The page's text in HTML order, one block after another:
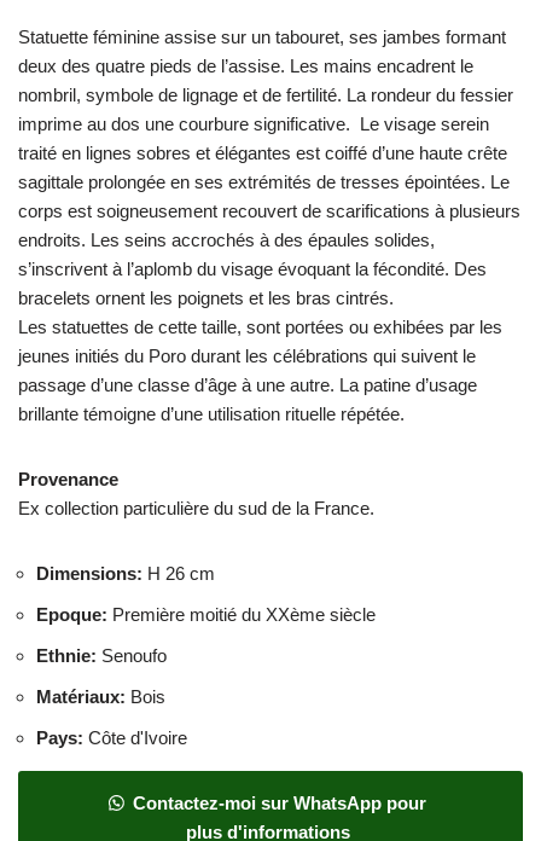
Statuette féminine assise sur un tabouret, ses jambes formant
deux des quatre pieds de l’assise. Les mains encadrent le
nombril, symbole de lignage et de fertilité. La rondeur du fessier
imprime au dos une courbure significative. Le visage serein
traité en lignes sobres et élégantes est coiffé d’une haute crête
sagittale prolongée en ses extrémités de tresses épointées. Le
corps est soigneusement recouvert de scarifications à plusieurs
endroits. Les seins accrochés à des épaules solides,
s’inscrivent à l’aplomb du visage évoquant la fécondité. Des
bracelets ornent les poignets et les bras cintrés.
Les statuettes de cette taille, sont portées ou exhibées par les
jeunes initiés du Poro durant les célébrations qui suivent le
passage d’une classe d’âge à une autre. La patine d’usage
brillante témoigne d’une utilisation rituelle répétée.
Provenance
Ex collection particulière du sud de la France.
Dimensions: H 26 cm
Epoque: Première moitié du XXème siècle
Ethnie: Senoufo
Matériaux: Bois
Pays: Côte d'Ivoire
Contactez-moi sur WhatsApp pour
plus d'informations